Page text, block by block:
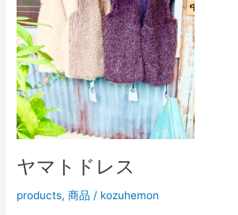
ヤマトドレス
products,商品 / kozuhemon